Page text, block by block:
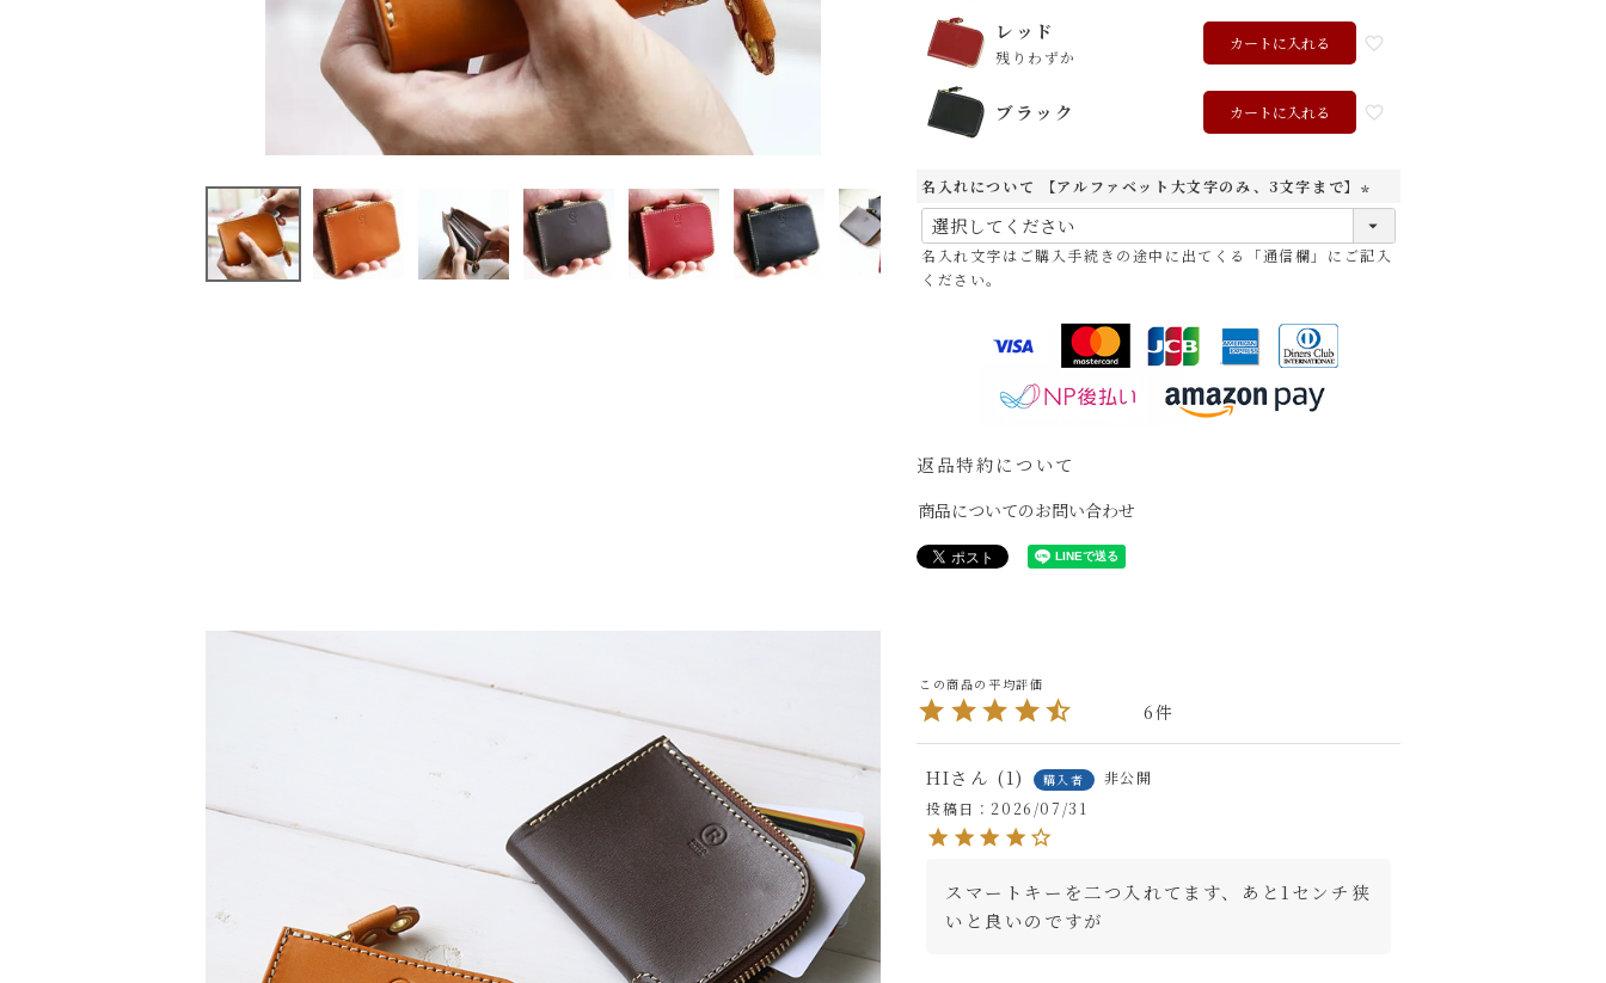
レッド
残りわずか
カートに入れる
ブラック カートに入れる
名入れについて 【アルファベット大文字のみ、3文字まで】
必
須
名入れ文字はご購入手続きの途中に出てくる「通信欄」にご記入
ください。
返品特約について
商品についてのお問い合わせ
6
HI 1 購入者
非公開
投稿日
2026/07/31
スマートキーを二つ入れてます、あと1センチ狭
いと良いのですが